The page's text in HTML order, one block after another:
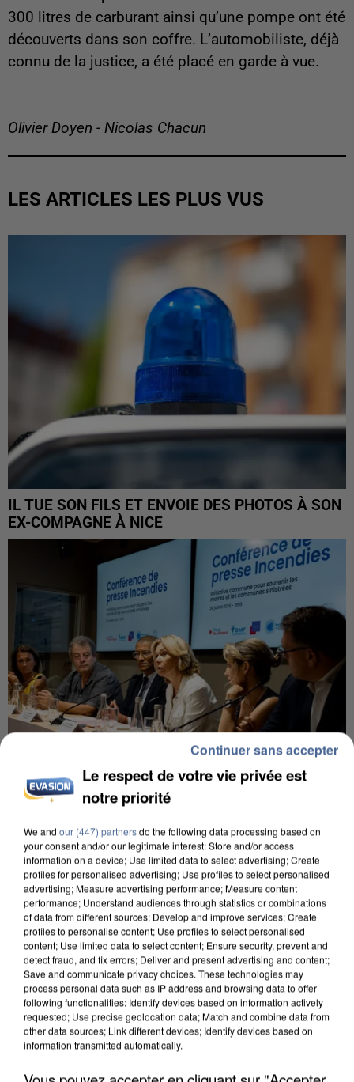
300 litres de carburant ainsi qu’une pompe ont été
découverts dans son coffre. L’automobiliste, déjà
connu de la justice, a été placé en garde à vue.
Olivier Doyen - Nicolas Chacun
LES ARTICLES LES PLUS VUS
IL TUE SON FILS ET ENVOIE DES PHOTOS À SON
EX-COMPAGNE À NICE
INCENDIES : L’ÎLE-DE-FRANCE LANCE UN ÉLAN
DE SOLIDARITÉ AVEC LES...
Le respect de votre vie privée est
notre priorité
We and our (447) partnersdo the following data processing based on
your consent and/or our legitimate interest: Store and/or access
information on a device; Use limited data to select advertising; Create
profiles for personalised advertising; Use profiles to select personalised
advertising; Measure advertising performance; Measure content
performance; Understand audiences through statistics or combinations
of data from different sources; Develop and improve services; Create
profiles to personalise content; Use profiles to select personalised
content; Use limited data to select content; Ensure security, prevent and
detect fraud, and fix errors; Deliver and present advertising and content;
Save and communicate privacy choices. These technologies may
process personal data such as IP address and browsing data to offer
following functionalities: Identify devices based on information actively
requested; Use precise geolocation data; Match and combine data from
other data sources; Link different devices; Identify devices based on
information transmitted automatically.
Continuer sans accepter